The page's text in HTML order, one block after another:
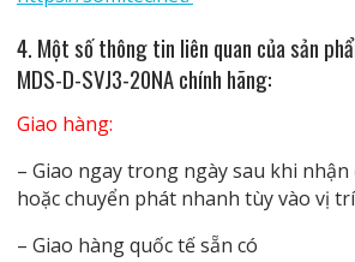
4. Một số thông tin liên quan của sản
MDS-D-SVJ3-20NA chính hãng:
Giao hàng:
– Giao ngay trong ngày sau khi
hoặc chuyển phát nhanh tùy vào vị
– Giao hàng quốc tế sẵn có